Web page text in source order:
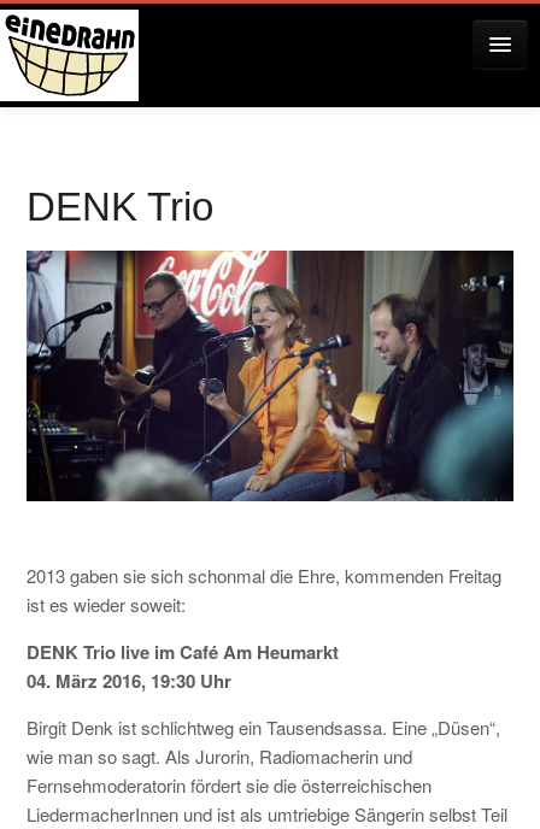
RESERVIERUNG
ÜBER EINEDRAHN
KONTAKT
DENK Trio
2013 gaben sie sich schonmal die Ehre, kommenden Freitag
ist es wieder soweit:
DENK Trio live im Café Am Heumarkt
04. März 2016, 19:30 Uhr
Birgit Denk ist schlichtweg ein Tausendsassa. Eine „Düsen“,
wie man so sagt. Als Jurorin, Radiomacherin und
Fernsehmoderatorin fördert sie die österreichischen
LiedermacherInnen und ist als umtriebige Sängerin selbst Teil